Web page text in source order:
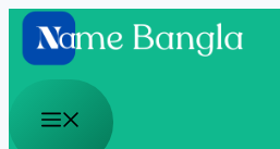
Skip
to
content
Menu